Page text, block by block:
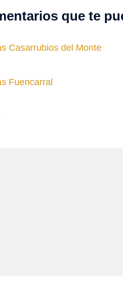
que te
Casarrubios del Monte
Fuencarral